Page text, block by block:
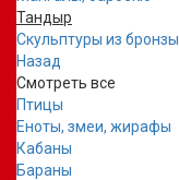
Тандыр
Скульптуры из бронзы
Назад
Смотреть все
Птицы
Еноты, змеи, жирафы
Кабаны
Бараны